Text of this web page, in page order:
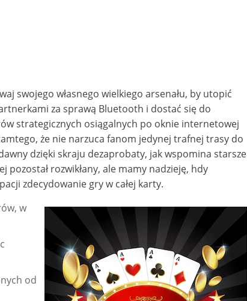
swojego własnego wielkiego arsenału, by utopić
za sprawą Bluetooth i dostać się do
strategicznych osiągalnych po oknie internetowej
że nie narzuca fanom jedynej trafnej trasy do
dzięki skraju dezaprobaty, jak wspomina starsze
rozwikłany, ale mamy nadzieję, hdy
zdecydowanie gry w całej karty.
w
od